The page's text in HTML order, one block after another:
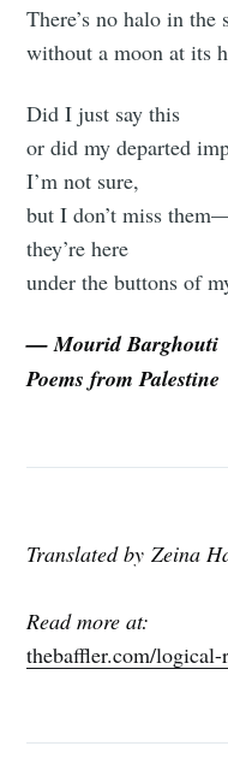
There’s no halo in the
without a moon at its
Did I just say this
or did my departed
I’m not sure,
but I don’t miss
they’re here
under the buttons of
— Mourid Barghouti
Poems from Palestine
Translated by Zeina
Read more at:
thebaffler.com/